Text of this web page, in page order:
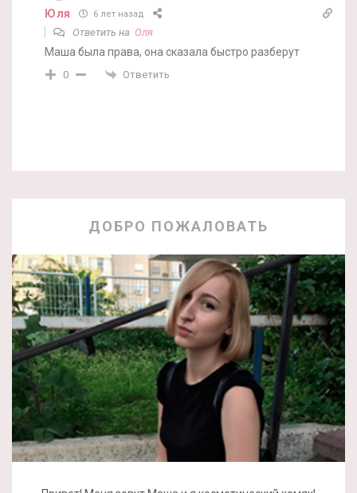
Юля 6 лет назад
Ответить на Оля
Маша была права, она сказала быстро разберут
0 Ответить
ДОБРО ПОЖАЛОВАТЬ